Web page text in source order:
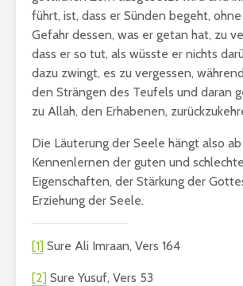
führt, ist, dass er Sünden begeht,
Gefahr dessen, was er getan hat, zu
dass er so tut, als wüsste er nichts
dazu zwingt, es zu vergessen,
den Strängen des Teufels und daran
zu Allah, den Erhabenen,
Die Läuterung der Seele hängt also
Kennenlernen der guten und
Eigenschaften, der Stärkung der
Erziehung der Seele.
[1] Sure Ali Imraan, Vers 164
[2] Sure Yusuf, Vers 53